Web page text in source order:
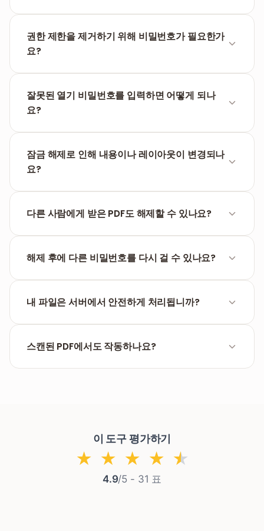
한은 보기는 가능하지만 인쇄나 편집 등의 작업을 제한
합니다. 이 도구는 두 경우를 모두 처리합니다.
권한 제한을 제거하기 위해 비밀번호가 필요한가
요?
상의 설정인 경우가 많으므로 비밀번호 입력 없이 자동
으로 제거됩니다.
잘못된 열기 비밀번호를 입력하면 어떻게 되나
요?
다. PDF 표준 규격상 올바른 키 없이 암호화된 파일에
액세스할 수는 없습니다.
잠금 해제로 인해 내용이나 레이아웃이 변경되나
요?
이미지, 글꼴, 임베디드 요소 및 페이지 레이아웃은 원
다른 사람에게 받은 PDF도 해제할 수 있나요?
라면 해제 가능합니다. 허가 없이 보호된 문서에 접근하
해제 후에 다른 비밀번호를 다시 걸 수 있나요?
에 업로드하여 새 비밀번호와 권한을 설정할 수 있습니
내 파일은 서버에서 안전하게 처리됩니까?
개인 정보 보호를 위해 원본 파일과 암호 해제된 결과물
스캔된 PDF에서도 작동하나요?
이 도구 평가하기
★ ★ ★ ★ ★
4.9/5 - 31 표